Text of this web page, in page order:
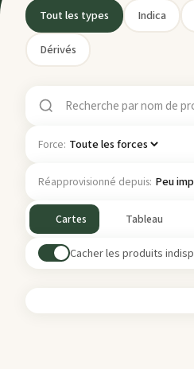
Tout les types Indica
Dérivés
Force:
Réapprovisionné depuis:
Cartes Tableau
Cacher les produits